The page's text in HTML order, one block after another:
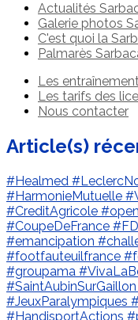
Actualités
Galerie photos
C'est quoi la
Palmarès
Les
Les tarifs des
Nous contacter
Article(s)
#Healmed
#HarmonieMutuelle
#CreditAgricole #open
#CoupeDeFrance
#emancipation
#footfauteuilfrance
#groupama
#SaintAubinSurGaillon
#JeuxParalympiques
#HandisportActions